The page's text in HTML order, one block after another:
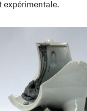
expérimentale.